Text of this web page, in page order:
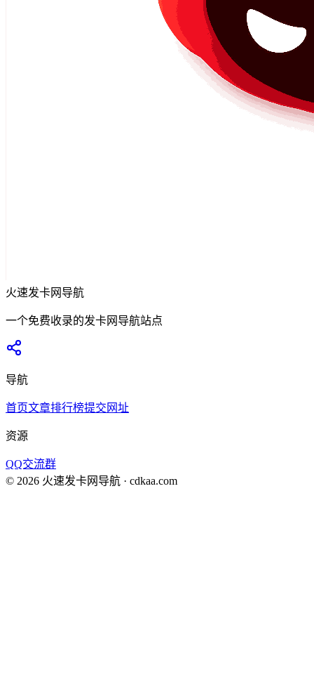
火速发卡网导航
一个免费收录的发卡网导航站点
导航
首页文章排行榜提交网址
资源
QQ交流群
© 2026 火速发卡网导航 · cdkaa.com